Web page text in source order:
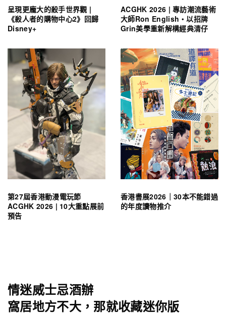
呈現更龐大的殺手世界觀 |
《殺人者的購物中心2》回歸
Disney+
ACGHK 2026 | 專訪潮流藝術
大師Ron English・以招牌
Grin美學重新解構經典清仔
第27屆香港動漫電玩節
ACGHK 2026 | 10大重點展前
預告
香港書展2026｜30本不能錯過
的年度讀物推介
情迷威士忌酒辦
窩居地方不大，那就收藏迷你版